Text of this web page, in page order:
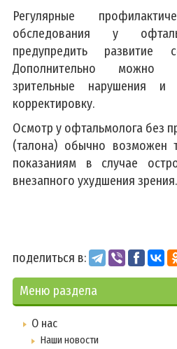
Регулярные
обследования у
предупредить развитие
Дополнительно можно
зрительные нарушения
корректировку.
Осмотр у офтальмолога без
(талона) обычно возможен
показаниям в случае
внезапного ухудшения зрения.
поделиться в:
Меню раздела
О нас
Наши новости